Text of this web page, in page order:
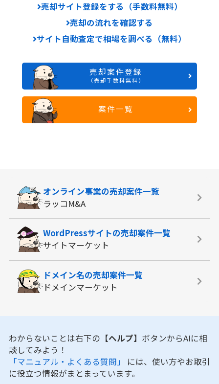
売却サイト登録をする（手数料無料）
売却の流れを確認する
サイト自動査定で相場を調べる（無料）
売却案件登録
（売却手数料無料）
案件一覧
オンライン事業の売却案件一覧
ラッコM&A
WordPressサイトの売却案件一覧
サイトマーケット
ドメイン名の売却案件一覧
ドメインマーケット
わからないことは右下の 【ヘルプ】 ボタンからAIに相
談してみよう！
「マニュアル・よくある質問」 には、使い方やお取引
に役立つ情報がまとまっています。